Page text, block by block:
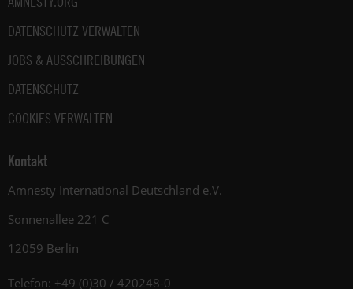
DATENSCHUTZ VERWALTEN
JOBS & AUSSCHREIBUNGEN
DATENSCHUTZ
COOKIES VERWALTEN
Kontakt
Amnesty International Deutschland e.V.
Sonnenallee 221 C
12059 Berlin
Telefon: +49 (0)30 / 420248-0